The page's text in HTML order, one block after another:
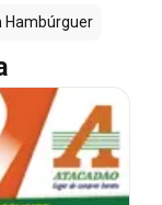
Hambúrguer